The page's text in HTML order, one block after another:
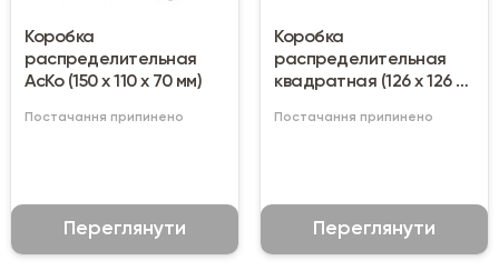
Коробка
распределительная
АсКо (150 х 110 х 70 мм)
Постачання припинено
Переглянути
Коробка
распределительная
квадратная (126 х 126 х
Постачання припинено
Переглянути